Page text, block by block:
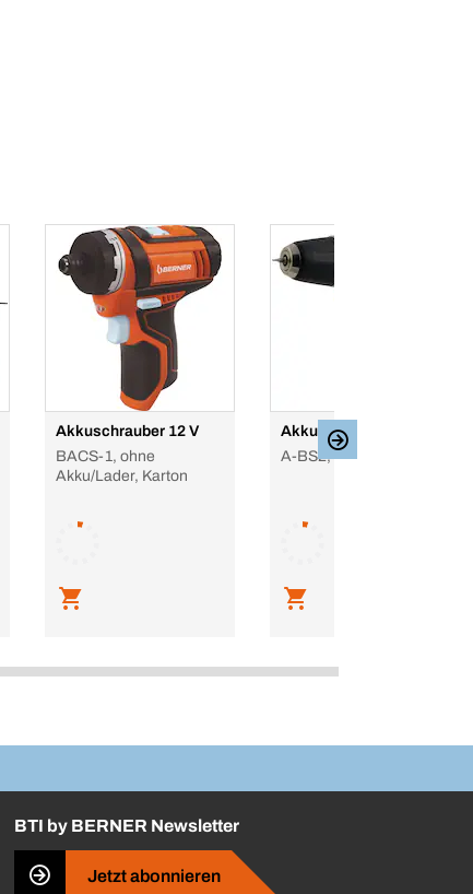
Akkuschrauber 12 V
BACS-1, ohne
Akku/Lader, Karton
Akku-Bohrschrauber
A-BS2, 12 V
BTI by BERNER Newsletter
Jetzt abonnieren